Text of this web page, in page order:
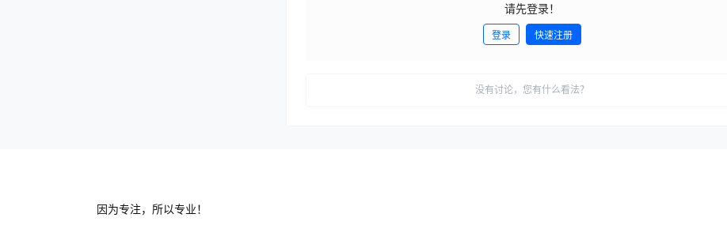
请先登录！
登录 快速注册
没有讨论，您有什么看法？
因为专注，所以专业！